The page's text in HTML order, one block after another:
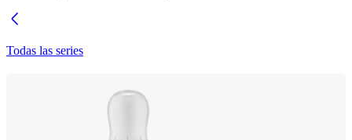
Todas las series